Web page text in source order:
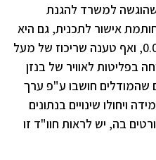
למשרד להגנת
2017 ונותנת חותמת אישור לתכנית, גם היא
הוגשה על בסיס ריכוז בנזן 0.016%, ואף טענה שריכוז של מעל
זניחה בפליטות לאוויר של בנזן
שהמודלים חושבו ע"פ ערך
בנזן, ו"במידה ויחולו שינויים בנתונים
בה, יש לראות חוו"ד זו